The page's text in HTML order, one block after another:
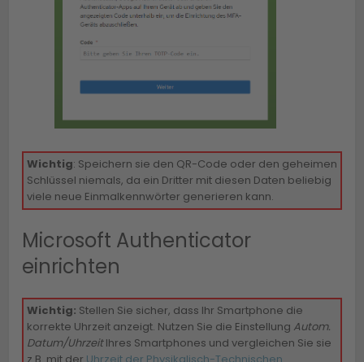
Wichtig: Speichern sie den QR-Code oder den geheimen
Schlüssel niemals, da ein Dritter mit diesen Daten beliebig
viele neue Einmalkennwörter generieren kann.
Microsoft Authenticator
einrichten
Wichtig: Stellen Sie sicher, dass Ihr Smartphone die
korrekte Uhrzeit anzeigt. Nutzen Sie die Einstellung Autom.
Datum/UhrzeitIhres Smartphones und vergleichen Sie sie